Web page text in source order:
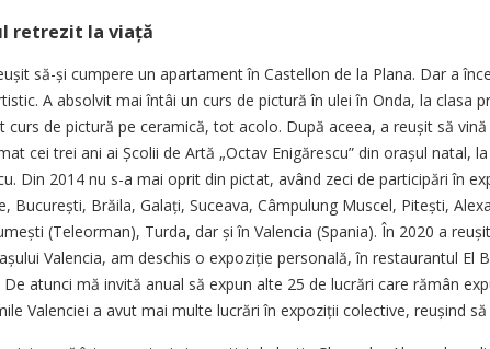
retrezit la viață
să-și cumpere un apartament în Castellon de la Plana. Dar a
A absolvit mai întâi un curs de pictură în ulei în Onda, la clasa
curs de pictură pe ceramică, tot acolo. După aceea, a reușit să
cei trei ani ai Școlii de Artă „Octav Enigărescu” din orașul natal,
Din 2014 nu s-a mai oprit din pictat, având zeci de participări în
București, Brăila, Galați, Suceava, Câmpulung Muscel, Pitești,
(Teleorman), Turda, dar și în Valencia (Spania). În 2020 a
Valencia, am deschis o expoziție personală, în restaurantul El
atunci mă invită anual să expun alte 25 de lucrări care rămân
Valenciei a avut mai multe lucrări în expoziții colective, reușind